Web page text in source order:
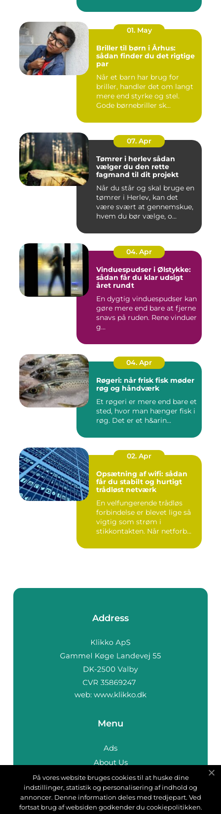
01. May
Briller til børn i Århus:
sådan finder du det rigtige
par
Når et barn har brug for
briller, handler det om langt
mere end styrke og stel.
Gode børnebriller sk...
07. Apr
Tømrer i herlev sådan
vælger du den rette
fagmand til dit projekt
Når du står og skal bruge en
tømrer i Herlev, kan det
være svært at gennemskue,
hvem du bør vælge, o...
04. Apr
Vinduespudser i Ølstykke:
sådan får du klar udsigt
året rundt
En dygtig vinduespudser kan
gøre mere end bare at fjerne
snavs på ruden. Rene vinduer
g...
04. Apr
Røgeri: når frisk fisk møder
røg og håndværk
Et røgeri er mere end bare et
sted, hvor man hænger fisk i
røg. Det er et h&arin...
02. Apr
Opsætning af wifi: sådan
får du stabilt og hurtigt
trådløst netværk
En velfungerende trådløs
forbindelse er blevet lige så
vigtig som strøm i
stikkontakten. Når netforb...
Address
web: www.klikko.dk
Menu
Ads
About Us
Cookies
Contact
Sitemap
På vores website bruges cookies til at huske dine
indstillinger, statistik og personalisering af indhold og
annoncer. Denne information deles med tredjepart. Ved
fortsat brug af websiden godkender du cookiepolitikken.